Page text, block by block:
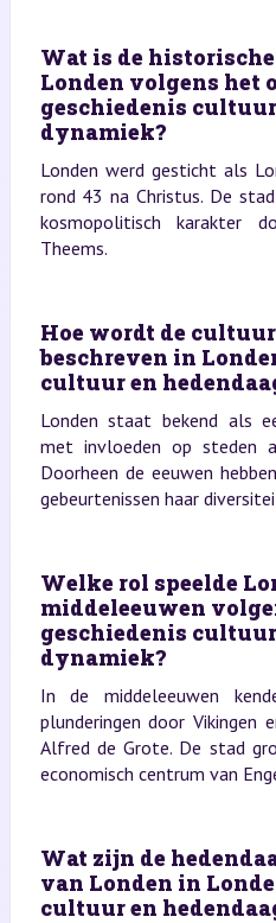
Wat is de
Londen volgens het
geschiedenis
dynamiek?
Londen werd gesticht als
rond 43 na Christus. De
kosmopolitisch karakter
Theems.
Hoe wordt de
beschreven in
cultuur en
Londen staat bekend als
met invloeden op steden
Doorheen de eeuwen
gebeurtenissen haar
Welke rol speelde
middeleeuwen
geschiedenis
dynamiek?
In de middeleeuwen
plunderingen door Vikingen
Alfred de Grote. De stad
economisch centrum van
Wat zijn de
van Londen in
cultuur en